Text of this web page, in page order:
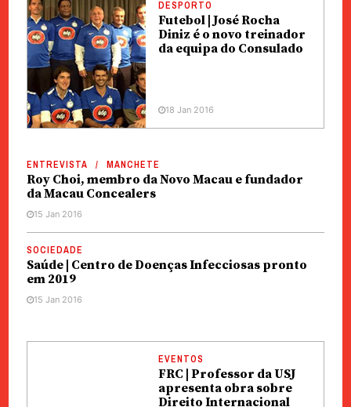
DESPORTO
Futebol | José Rocha
Diniz é o novo treinador
da equipa do Consulado
18 Jan 2016
ENTREVISTA MANCHETE
Roy Choi, membro da Novo Macau e fundador
da Macau Concealers
15 Jan 2016
SOCIEDADE
Saúde | Centro de Doenças Infecciosas pronto
em 2019
15 Jan 2016
EVENTOS
FRC | Professor da USJ
apresenta obra sobre
Direito Internacional